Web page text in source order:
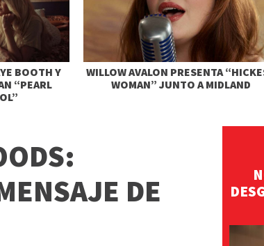
BOOTH Y
“PEARL
WILLOW AVALON PRESENTA
WOMAN” JUNTO A MIDLAND
DE